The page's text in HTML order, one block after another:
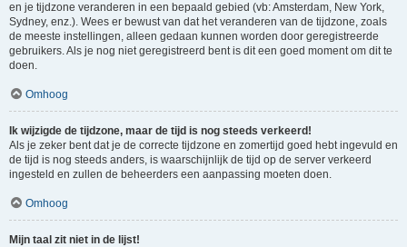
en je tijdzone veranderen in een bepaald gebied (vb: Amsterdam, New York,
Sydney, enz.). Wees er bewust van dat het veranderen van de tijdzone, zoals
de meeste instellingen, alleen gedaan kunnen worden door geregistreerde
gebruikers. Als je nog niet geregistreerd bent is dit een goed moment om dit te
doen.
Omhoog
Ik wijzigde de tijdzone, maar de tijd is nog steeds verkeerd!
Als je zeker bent dat je de correcte tijdzone en zomertijd goed hebt ingevuld en
de tijd is nog steeds anders, is waarschijnlijk de tijd op de server verkeerd
ingesteld en zullen de beheerders een aanpassing moeten doen.
Omhoog
Mijn taal zit niet in de lijst!